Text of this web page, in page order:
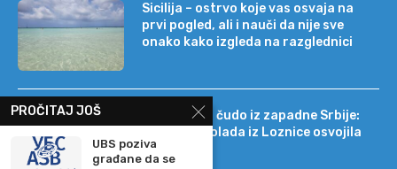
Sicilija – ostrvo koje vas osvaja na
prvi pogled, ali i nauči da nije sve
onako kako izgleda na razglednici
Tehnološko čudo iz zapadne Srbije:
kako je čokolada iz Loznice osvojila
22 tržišta
PROČITAJ JOŠ
UBS poziva
građane da se